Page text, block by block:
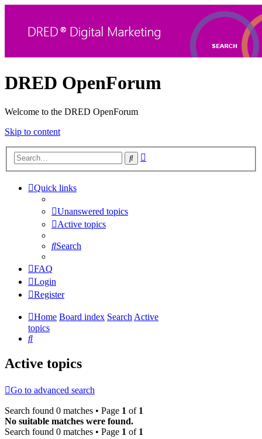
DRED OpenForum
Welcome to the DRED OpenForum
Skip to content
Search
Quick links
Unanswered topics
Active topics
Search
FAQ
Login
Register
Home Board index SearchActive
topics
Search
Active topics
Go to advanced search
Search found 0 matches • Page 1 of 1
No suitable matches were found.
Search found 0 matches • Page 1 of 1